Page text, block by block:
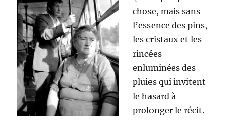
chose, mais sans
l’essence des pins,
les cristaux et les
rincées
enluminées des
pluies qui invitent
le hasard à
prolonger le récit.